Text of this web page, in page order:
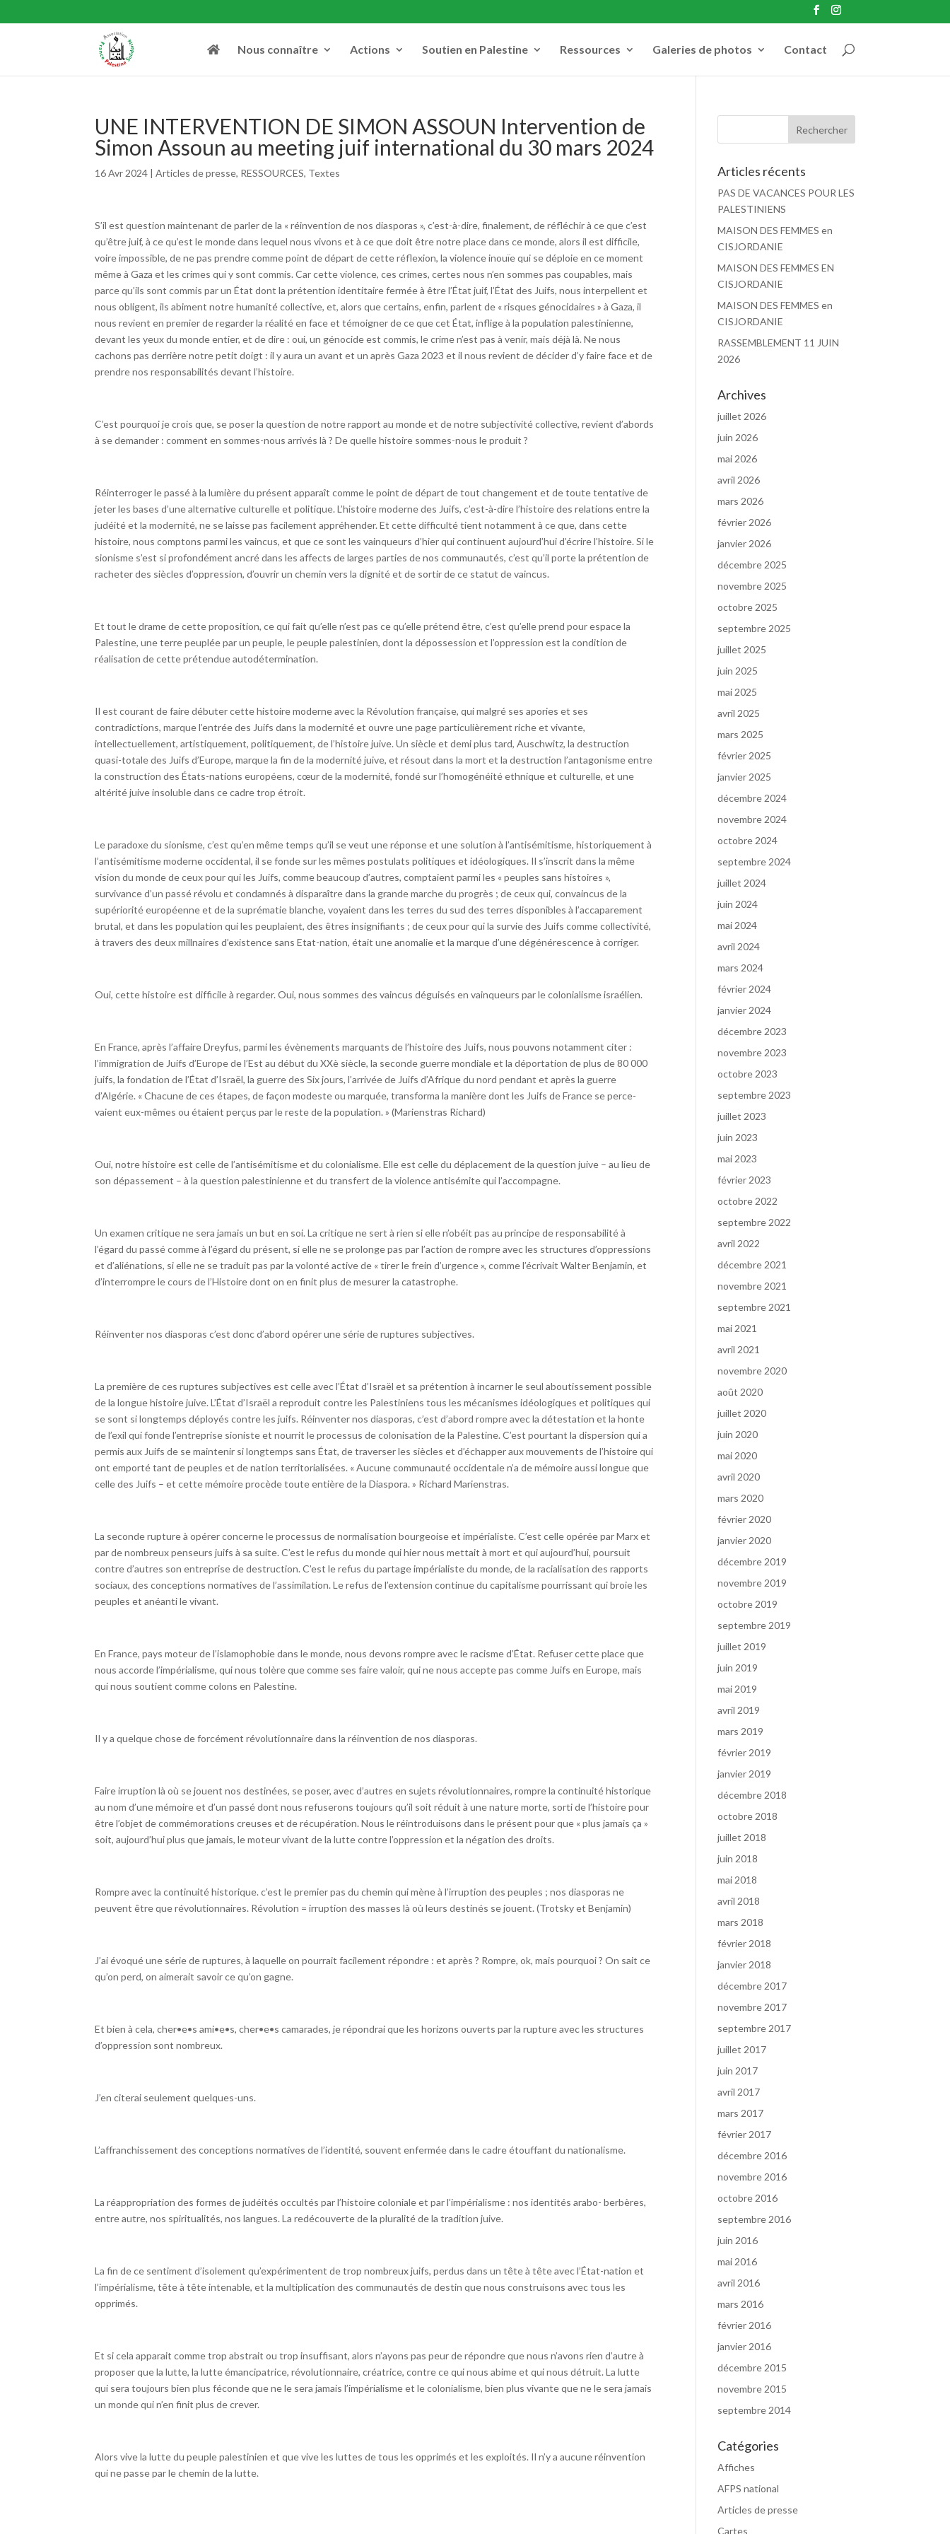
Nous connaître Actions Soutien en Palestine Ressources Galeries de photos Contact
UNE INTERVENTION DE SIMON ASSOUN Intervention de
Simon Assoun au meeting juif international du 30 mars 2024
16 Avr 2024 |Articles de presse, RESSOURCES, Textes
S’il est question maintenant de parler de la « réinvention de nos diasporas », c’est-à-dire, finalement, de réfléchir à ce que c’est
qu’être juif, à ce qu’est le monde dans lequel nous vivons et à ce que doit être notre place dans ce monde, alors il est difficile,
voire impossible, de ne pas prendre comme point de départ de cette réflexion, la violence inouïe qui se déploie en ce moment
même à Gaza et les crimes qui y sont commis. Car cette violence, ces crimes, certes nous n’en sommes pas coupables, mais
parce qu’ils sont commis par un État dont la prétention identitaire fermée à être l’État juif, l’État des Juifs, nous interpellent et
nous obligent, ils abiment notre humanité collective, et, alors que certains, enfin, parlent de « risques génocidaires » à Gaza, il
nous revient en premier de regarder la réalité en face et témoigner de ce que cet État, inflige à la population palestinienne,
devant les yeux du monde entier, et de dire : oui, un génocide est commis, le crime n’est pas à venir, mais déjà là. Ne nous
cachons pas derrière notre petit doigt : il y aura un avant et un après Gaza 2023 et il nous revient de décider d’y faire face et de
prendre nos responsabilités devant l’histoire.
C’est pourquoi je crois que, se poser la question de notre rapport au monde et de notre subjectivité collective, revient d’abords
à se demander : comment en sommes-nous arrivés là ? De quelle histoire sommes-nous le produit ?
Réinterroger le passé à la lumière du présent apparaît comme le point de départ de tout changement et de toute tentative de
jeter les bases d’une alternative culturelle et politique. L’histoire moderne des Juifs, c’est-à-dire l’histoire des relations entre la
judéité et la modernité, ne se laisse pas facilement appréhender. Et cette difficulté tient notamment à ce que, dans cette
histoire, nous comptons parmi les vaincus, et que ce sont les vainqueurs d’hier qui continuent aujourd’hui d’écrire l’histoire. Si le
sionisme s’est si profondément ancré dans les affects de larges parties de nos communautés, c’est qu’il porte la prétention de
racheter des siècles d’oppression, d’ouvrir un chemin vers la dignité et de sortir de ce statut de vaincus.
Et tout le drame de cette proposition, ce qui fait qu’elle n’est pas ce qu’elle prétend être, c’est qu’elle prend pour espace la
Palestine, une terre peuplée par un peuple, le peuple palestinien, dont la dépossession et l’oppression est la condition de
réalisation de cette prétendue autodétermination.
Il est courant de faire débuter cette histoire moderne avec la Révolution française, qui malgré ses apories et ses
contradictions, marque l’entrée des Juifs dans la modernité et ouvre une page particulièrement riche et vivante,
intellectuellement, artistiquement, politiquement, de l’histoire juive. Un siècle et demi plus tard, Auschwitz, la destruction
quasi-totale des Juifs d’Europe, marque la fin de la modernité juive, et résout dans la mort et la destruction l’antagonisme entre
la construction des États-nations européens, cœur de la modernité, fondé sur l’homogénéité ethnique et culturelle, et une
altérité juive insoluble dans ce cadre trop étroit.
Le paradoxe du sionisme, c’est qu’en même temps qu’il se veut une réponse et une solution à l’antisémitisme, historiquement à
l’antisémitisme moderne occidental, il se fonde sur les mêmes postulats politiques et idéologiques. Il s’inscrit dans la même
vision du monde de ceux pour qui les Juifs, comme beaucoup d’autres, comptaient parmi les « peuples sans histoires »,
survivance d’un passé révolu et condamnés à disparaître dans la grande marche du progrès ; de ceux qui, convaincus de la
supériorité européenne et de la suprématie blanche, voyaient dans les terres du sud des terres disponibles à l’accaparement
brutal, et dans les population qui les peuplaient, des êtres insignifiants ; de ceux pour qui la survie des Juifs comme collectivité,
à travers des deux millnaires d’existence sans Etat-nation, était une anomalie et la marque d’une dégénérescence à corriger.
Oui, cette histoire est difficile à regarder. Oui, nous sommes des vaincus déguisés en vainqueurs par le colonialisme israélien.
En France, après l’affaire Dreyfus, parmi les évènements marquants de l’histoire des Juifs, nous pouvons notamment citer :
l’immigration de Juifs d’Europe de l’Est au début du XXè siècle, la seconde guerre mondiale et la déportation de plus de 80 000
juifs, la fondation de l’État d’Israël, la guerre des Six jours, l’arrivée de Juifs d’Afrique du nord pendant et après la guerre
d’Algérie. « Chacune de ces étapes, de façon modeste ou marquée, transforma la manière dont les Juifs de France se perce­
vaient eux-mêmes ou étaient perçus par le reste de la population. » (Marienstras Richard)
Oui, notre histoire est celle de l’antisémitisme et du colonialisme. Elle est celle du déplacement de la question juive – au lieu de
son dépassement – à la question palestinienne et du transfert de la violence antisémite qui l’accompagne.
Un examen critique ne sera jamais un but en soi. La critique ne sert à rien si elle n’obéit pas au principe de responsabilité à
l’égard du passé comme à l’égard du présent, si elle ne se prolonge pas par l’action de rompre avec les structures d’oppressions
et d’aliénations, si elle ne se traduit pas par la volonté active de « tirer le frein d’urgence », comme l’écrivait Walter Benjamin, et
d’interrompre le cours de l’Histoire dont on en finit plus de mesurer la catastrophe.
Réinventer nos diasporas c’est donc d’abord opérer une série de ruptures subjectives.
La première de ces ruptures subjectives est celle avec l’État d’Israël et sa prétention à incarner le seul aboutissement possible
de la longue histoire juive. L’État d’Israël a reproduit contre les Palestiniens tous les mécanismes idéologiques et politiques qui
se sont si longtemps déployés contre les juifs. Réinventer nos diasporas, c’est d’abord rompre avec la détestation et la honte
de l’exil qui fonde l’entreprise sioniste et nourrit le processus de colonisation de la Palestine. C’est pourtant la dispersion qui a
permis aux Juifs de se maintenir si longtemps sans État, de traverser les siècles et d’échapper aux mouvements de l’histoire qui
ont emporté tant de peuples et de nation territorialisées. « Aucune communauté occidentale n’a de mémoire aussi longue que
celle des Juifs – et cette mémoire procède toute entière de la Diaspora. » Richard Marienstras.
La seconde rupture à opérer concerne le processus de normalisation bourgeoise et impérialiste. C’est celle opérée par Marx et
par de nombreux penseurs juifs à sa suite. C’est le refus du monde qui hier nous mettait à mort et qui aujourd’hui, poursuit
contre d’autres son entreprise de destruction. C’est le refus du partage impérialiste du monde, de la racialisation des rapports
sociaux, des conceptions normatives de l’assimilation. Le refus de l’extension continue du capitalisme pourrissant qui broie les
peuples et anéanti le vivant.
En France, pays moteur de l’islamophobie dans le monde, nous devons rompre avec le racisme d’État. Refuser cette place que
nous accorde l’impérialisme, qui nous tolère que comme ses faire valoir, qui ne nous accepte pas comme Juifs en Europe, mais
qui nous soutient comme colons en Palestine.
Il y a quelque chose de forcément révolutionnaire dans la réinvention de nos diasporas.
Faire irruption là où se jouent nos destinées, se poser, avec d’autres en sujets révolutionnaires, rompre la continuité historique
au nom d’une mémoire et d’un passé dont nous refuserons toujours qu’il soit réduit à une nature morte, sorti de l’histoire pour
être l’objet de commémorations creuses et de récupération. Nous le réintroduisons dans le présent pour que « plus jamais ça »
soit, aujourd’hui plus que jamais, le moteur vivant de la lutte contre l’oppression et la négation des droits.
Rompre avec la continuité historique. c’est le premier pas du chemin qui mène à l’irruption des peuples ; nos diasporas ne
peuvent être que révolutionnaires. Révolution = irruption des masses là où leurs destinés se jouent. (Trotsky et Benjamin)
J’ai évoqué une série de ruptures, à laquelle on pourrait facilement répondre : et après ? Rompre, ok, mais pourquoi ? On sait ce
qu’on perd, on aimerait savoir ce qu’on gagne.
Et bien à cela, cher•e•s ami•e•s, cher•e•s camarades, je répondrai que les horizons ouverts par la rupture avec les structures
d’oppression sont nombreux.
J’en citerai seulement quelques-uns.
L’affranchissement des conceptions normatives de l’identité, souvent enfermée dans le cadre étouffant du nationalisme.
La réappropriation des formes de judéités occultés par l’histoire coloniale et par l’impérialisme : nos identités arabo- berbères,
entre autre, nos spiritualités, nos langues. La redécouverte de la pluralité de la tradition juive.
La fin de ce sentiment d’isolement qu’expérimentent de trop nombreux juifs, perdus dans un tête à tête avec l’État-nation et
l’impérialisme, tête à tête intenable, et la multiplication des communautés de destin que nous construisons avec tous les
opprimés.
Et si cela apparait comme trop abstrait ou trop insuffisant, alors n’ayons pas peur de répondre que nous n’avons rien d’autre à
proposer que la lutte, la lutte émancipatrice, révolutionnaire, créatrice, contre ce qui nous abime et qui nous détruit. La lutte
qui sera toujours bien plus féconde que ne le sera jamais l’impérialisme et le colonialisme, bien plus vivante que ne le sera jamais
un monde qui n’en finit plus de crever.
Alors vive la lutte du peuple palestinien et que vive les luttes de tous les opprimés et les exploités. Il n’y a aucune réinvention
qui ne passe par le chemin de la lutte.
Articles récents
PAS DE VACANCES POUR LES
PALESTINIENS
MAISON DES FEMMES en
CISJORDANIE
MAISON DES FEMMES EN
CISJORDANIE
MAISON DES FEMMES en
CISJORDANIE
RASSEMBLEMENT 11 JUIN
2026
Archives
juillet 2026
juin 2026
mai 2026
avril 2026
mars 2026
février 2026
janvier 2026
décembre 2025
novembre 2025
octobre 2025
septembre 2025
juillet 2025
juin 2025
mai 2025
avril 2025
mars 2025
février 2025
janvier 2025
décembre 2024
novembre 2024
octobre 2024
septembre 2024
juillet 2024
juin 2024
mai 2024
avril 2024
mars 2024
février 2024
janvier 2024
décembre 2023
novembre 2023
octobre 2023
septembre 2023
juillet 2023
juin 2023
mai 2023
février 2023
octobre 2022
septembre 2022
avril 2022
décembre 2021
novembre 2021
septembre 2021
mai 2021
avril 2021
novembre 2020
août 2020
juillet 2020
juin 2020
mai 2020
avril 2020
mars 2020
février 2020
janvier 2020
décembre 2019
novembre 2019
octobre 2019
septembre 2019
juillet 2019
juin 2019
mai 2019
avril 2019
mars 2019
février 2019
janvier 2019
décembre 2018
octobre 2018
juillet 2018
juin 2018
mai 2018
avril 2018
mars 2018
février 2018
janvier 2018
décembre 2017
novembre 2017
septembre 2017
juillet 2017
juin 2017
avril 2017
mars 2017
février 2017
décembre 2016
novembre 2016
octobre 2016
septembre 2016
juin 2016
mai 2016
avril 2016
mars 2016
février 2016
janvier 2016
décembre 2015
novembre 2015
septembre 2014
Catégories
Affiches
AFPS national
Articles de presse
Cartes